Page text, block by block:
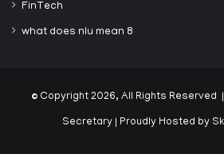
FinTech
what does nlu mean 8
© Copyright 2026, All Rights Reserved
Secretary | Proudly Hosted by